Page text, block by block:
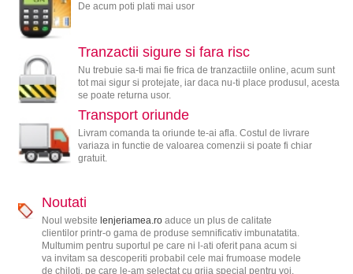
De acum poti plati mai usor
Tranzactii sigure si fara risc
Nu trebuie sa-ti mai fie frica de tranzactiile online, acum sunt
tot mai sigur si protejate, iar daca nu-ti place produsul, acesta
se poate returna usor.
Transport oriunde
Livram comanda ta oriunde te-ai afla. Costul de livrare
variaza in functie de valoarea comenzii si poate fi chiar
gratuit.
Noutati
Noul website lenjeriamea.roaduce un plus de calitate
clientilor printr-o gama de produse semnificativ imbunatatita.
Multumim pentru suportul pe care ni l-ati oferit pana acum si
va invitam sa descoperiti probabil cele mai frumoase modele
de chiloti, pe care le-am selectat cu grija special pentru voi.